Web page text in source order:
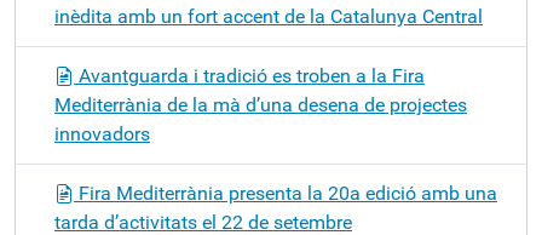
inèdita amb un fort accent de la Catalunya Central
Avantguarda i tradició es troben a la Fira
Mediterrània de la mà d’una desena de projectes
innovadors
Fira Mediterrània presenta la 20a edició amb una
tarda d’activitats el 22 de setembre